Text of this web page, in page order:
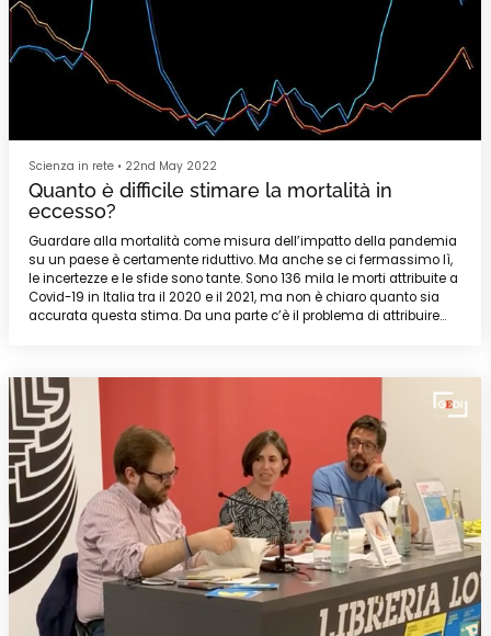
Modera:
Chiara Sabelli
Scienza in rete • 22nd May 2022
Quanto è difficile stimare la mortalità in
eccesso?
Guardare alla mortalità come misura dell’impatto della pandemia
su un paese è certamente riduttivo. Ma anche se ci fermassimo lì,
le incertezze e le sfide sono tante. Sono 136 mila le morti attribuite a
Covid-19 in Italia tra il 2020 e il 2021, ma non è chiaro quanto sia
accurata questa stima. Da una parte c’è il problema di attribuire
dagli ospedali in particolare. Per avere un quadro più completo, si
stima l’eccesso di mortalità generale in quei due anni, ma farlo
non è affatto semplice. Occorre rispondere alla domanda “quante
persone sarebbero morte in questi due anni se non ci fosse stata la
pandemia?”. Entrano in gioco dinamiche demografiche, sociali,
economiche, ambientali e costruire dei modelli per descriverle
richiede di fare assunzioni di cui è difficile valutare l’incertezza. Ne
discutiamo con un gruppo di ricercatori che si è occupato di queste
stime per metterle a confronto, valutarne incertezza e presupposti e
anche riflettere su come possano influenzare le strategie di salute
pubblica per la gestione delle epidemie nel futuro.